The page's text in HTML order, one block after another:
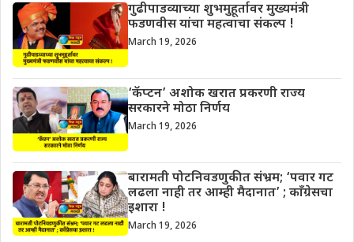
गुढीपाडव्याच्या शुभमुहूर्तावर मुख्यमंत्री
फडणवीस यांचा महत्वाचा संकल्प !
March 19, 2026
‘कॅप्टन’ अशोक खरात प्रकरणी राज्य
सरकारने मोठा निर्णय
March 19, 2026
बारामती पोटनिवडणुकीत संभ्रम; ‘पवार गट
लढला नाही तर आम्ही मैदानात’ ; काँग्रेसचा
इशारा !
March 19, 2026